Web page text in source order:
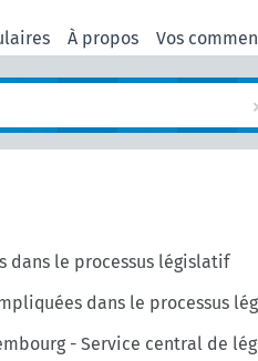
À propos Vos
dans le processus législatif
dans le processus
- Service central de